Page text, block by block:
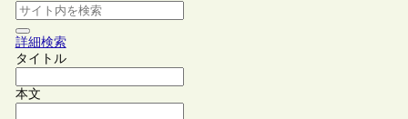
詳細検索
タイトル
本文